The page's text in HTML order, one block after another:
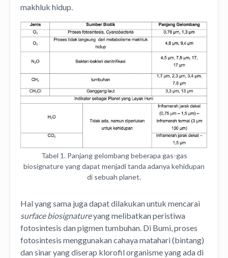
makhluk hidup.
Tabel 1. Panjang gelombang beberapa gas-gas
biosignature yang dapat menjadi tanda adanya kehidupan
di sebuah planet.
Hal yang sama juga dapat dilakukan untuk mencarai
surface biosignatureyang melibatkan peristiwa
fotosintesis dan pigmen tumbuhan. Di Bumi, proses
fotosintesis menggunakan cahaya matahari (bintang)
dan sinar yang diserap klorofil organisme yang ada di